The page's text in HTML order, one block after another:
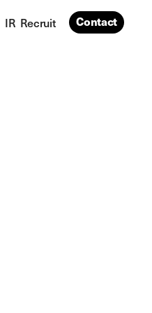
IR Recruit Contact